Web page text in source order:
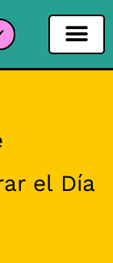
el Día